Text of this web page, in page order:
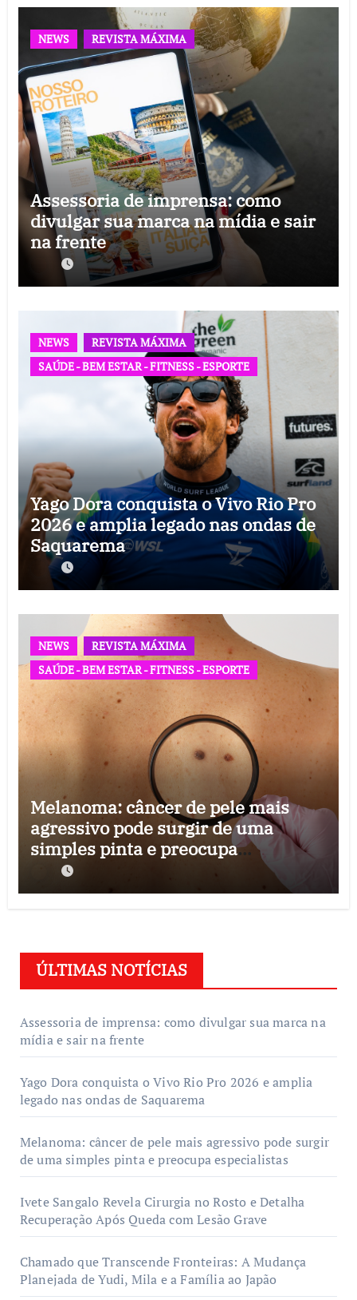
NEWS REVISTA MÁXIMA
Assessoria de imprensa: como
divulgar sua marca na mídia e sair
na frente
NEWS
REVISTA MÁXIMA
SAÚDE - BEM ESTAR - FITNESS - ESPORTE
Yago Dora conquista o Vivo Rio Pro
2026 e amplia legado nas ondas de
Saquarema
NEWS
REVISTA MÁXIMA
SAÚDE - BEM ESTAR - FITNESS - ESPORTE
Melanoma: câncer de pele mais
agressivo pode surgir de uma
simples pinta e preocupa
especialistas
ÚLTIMAS NOTÍCIAS
Assessoria de imprensa: como divulgar sua marca na
mídia e sair na frente
Yago Dora conquista o Vivo Rio Pro 2026 e amplia
legado nas ondas de Saquarema
Melanoma: câncer de pele mais agressivo pode surgir
de uma simples pinta e preocupa especialistas
Ivete Sangalo Revela Cirurgia no Rosto e Detalha
Recuperação Após Queda com Lesão Grave
Chamado que Transcende Fronteiras: A Mudança
Planejada de Yudi, Mila e a Família ao Japão